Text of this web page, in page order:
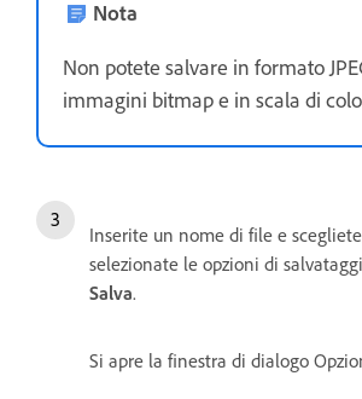
Nota
Non potete salvare in formato
immagini bitmap e in scala di
Inserite un nome di file e
selezionate le opzioni di
Salva.
Si apre la finestra di dialogo